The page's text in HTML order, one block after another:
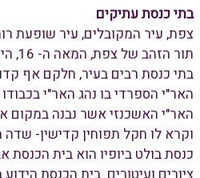
בתי כנסת עתיקים
צפת, עיר המקובלים, עיר שופעת
תור
בתי כנסת רבים בעיר, חלקם אף
האר"י הספרדי בו נהג האר"י
האר"י האשכנזי אשר נבנה במקום
וקרא לו חקל תפוחין קדישין-
כנסת בולט ביופיו הוא בית